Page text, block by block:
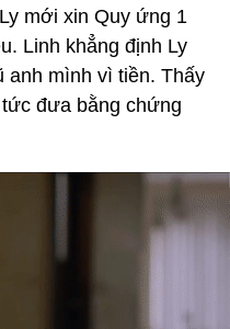
mới xin Quy ứng 1
Linh khẳng định Ly
anh mình vì tiền. Thấy
đưa bằng chứng